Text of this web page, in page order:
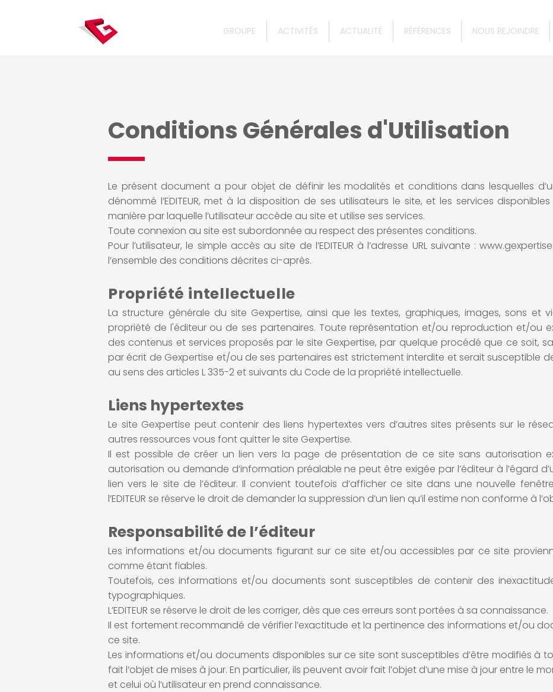
GROUPE ACTIVITÉS ACTUALITÉ RÉFÉRENCES NOUS REJOINDRE
Conditions Générales d'Utilisation
Le présent document a pour objet de définir les modalités et conditions dans lesquelles
dénommé l’EDITEUR, met à la disposition de ses utilisateurs le site, et les services
manière par laquelle l’utilisateur accède au site et utilise ses services.
Toute connexion au site est subordonnée au respect des présentes conditions.
Pour l’utilisateur, le simple accès au site de l’EDITEUR à l’adresse URL suivante :
l’ensemble des conditions décrites ci-après.
Propriété intellectuelle
La structure générale du site Gexpertise, ainsi que les textes, graphiques, images, sons et
propriété de l'éditeur ou de ses partenaires. Toute représentation et/ou reproduction et/ou
des contenus et services proposés par le site Gexpertise, par quelque procédé que ce soit,
par écrit de Gexpertise et/ou de ses partenaires est strictement interdite et serait susceptible
au sens des articles L 335-2 et suivants du Code de la propriété intellectuelle.
Liens hypertextes
Le site Gexpertise peut contenir des liens hypertextes vers d’autres sites présents sur le
autres ressources vous font quitter le site Gexpertise.
Il est possible de créer un lien vers la page de présentation de ce site sans autorisation
autorisation ou demande d’information préalable ne peut être exigée par l’éditeur à l’égard
lien vers le site de l’éditeur. Il convient toutefois d’afficher ce site dans une nouvelle
l’EDITEUR se réserve le droit de demander la suppression d’un lien qu’il estime non conforme à
Responsabilité de l’éditeur
Les informations et/ou documents figurant sur ce site et/ou accessibles par ce site
comme étant fiables.
Toutefois, ces informations et/ou documents sont susceptibles de contenir des
typographiques.
L’EDITEUR se réserve le droit de les corriger, dès que ces erreurs sont portées à sa connaissance.
Il est fortement recommandé de vérifier l’exactitude et la pertinence des informations et/ou
ce site.
Les informations et/ou documents disponibles sur ce site sont susceptibles d’être modifiés à
fait l’objet de mises à jour. En particulier, ils peuvent avoir fait l’objet d’une mise à jour entre le
et celui où l’utilisateur en prend connaissance.